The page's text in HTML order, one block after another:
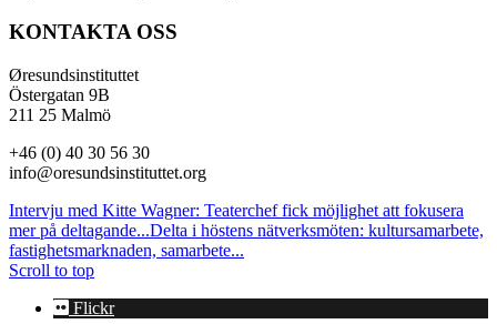
KONTAKTA OSS
Øresundsinstituttet
Östergatan 9B
211 25 Malmö
+46 (0) 40 30 56 30
info@oresundsinstituttet.org
Intervju med Kitte Wagner: Teaterchef fick möjlighet att fokusera
mer på deltagande...Delta i höstens nätverksmöten: kultursamarbete,
fastighetsmarknaden, samarbete...
Scroll to top
Flickr